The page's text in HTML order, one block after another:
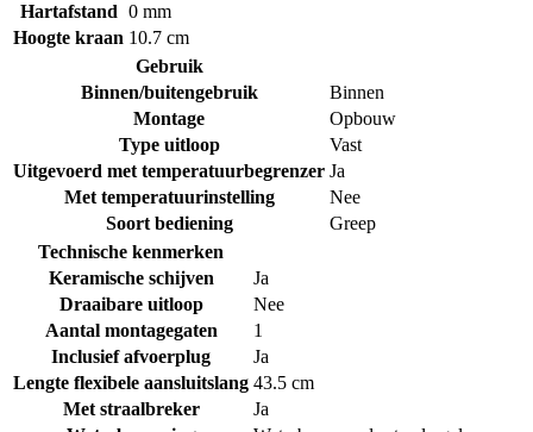
Hartafstand 0 mm
Hoogte kraan 10.7 cm
Gebruik
Binnen/buitengebruik
Binnen
Montage
Opbouw
Type uitloop
Vast
Uitgevoerd met temperatuurbegrenzer Ja
Met temperatuurinstelling
Nee
Soort bediening
Greep
Technische kenmerken
Keramische schijven
Ja
Draaibare uitloop
Nee
Aantal montagegaten
1
Inclusief afvoerplug
Ja
Lengte flexibele aansluitslang 43.5 cm
Met straalbreker
Ja